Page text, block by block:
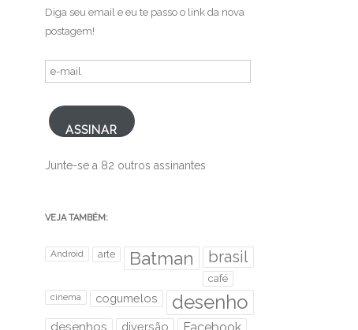
Diga seu email e eu te passo o link da nova
postagem!
e-
mail
ASSINAR
Junte-se a 82 outros assinantes
VEJA TAMBÉM:
Android arte Batman brasil
café
cinema cogumelos desenho
desenhos diversão Facebook